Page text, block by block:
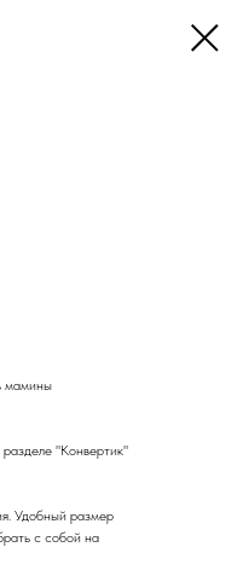
мамины
"Конвертик"
Удобный размер
с собой на